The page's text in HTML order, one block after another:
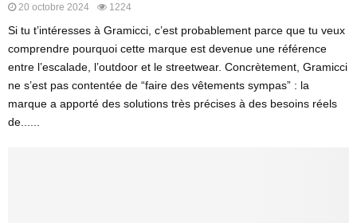
20 octobre 2024 1224
Si tu t’intéresses à Gramicci, c’est probablement parce que tu veux
comprendre pourquoi cette marque est devenue une référence
entre l’escalade, l’outdoor et le streetwear. Concrètement, Gramicci
ne s’est pas contentée de “faire des vêtements sympas” : la
marque a apporté des solutions très précises à des besoins réels
de......